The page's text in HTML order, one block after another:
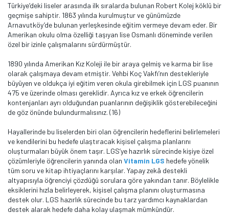
Türkiye’deki liseler arasında ilk sıralarda bulunan Robert Kolej köklü bir
geçmişe sahiptir. 1863 yılında kurulmuştur ve günümüzde
Arnavutköy’de bulunan yerleşkesinde eğitim vermeye devam eder. Bir
Amerikan okulu olma özelliği taşıyan lise Osmanlı döneminde verilen
özel bir izinle çalışmalarını sürdürmüştür.
1890 yılında Amerikan Kız Koleji ile bir araya gelmiş ve karma bir lise
olarak çalışmaya devam etmiştir. Vehbi Koç Vakfı’nın destekleriyle
büyüyen ve oldukça iyi eğitim veren okula girebilmek için LGS puanının
475 ve üzerinde olması gereklidir. Ayrıca kız ve erkek öğrencilerin
kontenjanları ayrı olduğundan puanlarının değişiklik gösterebileceğini
de göz önünde bulundurmalısınız. (16)
Hayallerinde bu liselerden biri olan öğrencilerin hedeflerini belirlemeleri
ve kendilerini bu hedefe ulaştıracak kişisel çalışma planlarını
oluşturmaları büyük önem taşır. LGS’ye hazırlık sürecinde kişiye özel
çözümleriyle öğrencilerin yanında olan Vitamin LGS hedefe yönelik
tüm soru ve kitap ihtiyaçlarını karşılar. Yapay zekâ destekli
altyapısıyla öğrenciyi çözdüğü sorulara göre yakından tanır. Böylelikle
eksiklerini hızla belirleyerek, kişisel çalışma planını oluşturmasına
destek olur. LGS hazırlık sürecinde bu tarz yardımcı kaynaklardan
destek alarak hedefe daha kolay ulaşmak mümkündür.